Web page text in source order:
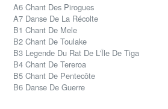
A6 Chant Des Pirogues
A7 Danse De La Récolte
B1 Chant De Mele
B2 Chant De Toulake
B3 Legende Du Rat De L'Île De Tiga
B4 Chant De Tereroa
B5 Chant De Pentecôte
B6 Danse De Guerre